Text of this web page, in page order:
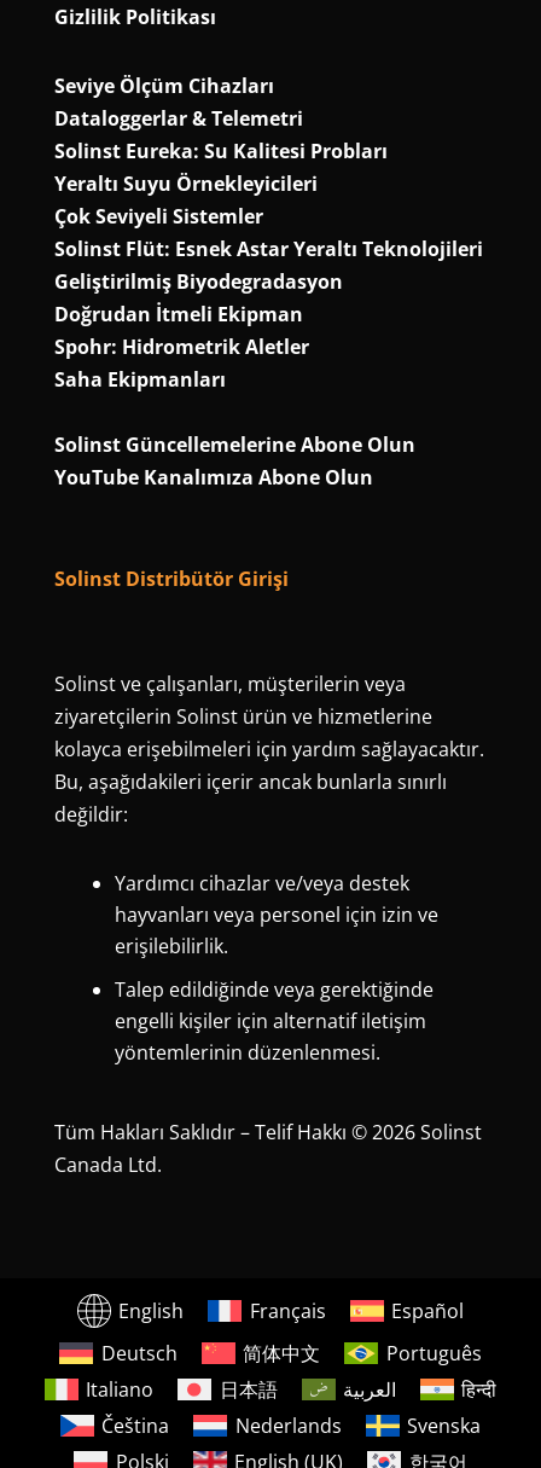
Gizlilik Politikası
Seviye Ölçüm Cihazları
Dataloggerlar & Telemetri
Solinst Eureka: Su Kalitesi Probları
Yeraltı Suyu Örnekleyicileri
Çok Seviyeli Sistemler
Solinst Flüt: Esnek Astar Yeraltı Teknolojileri
Geliştirilmiş Biyodegradasyon
Doğrudan İtmeli Ekipman
Spohr: Hidrometrik Aletler
Saha Ekipmanları
Solinst Güncellemelerine Abone Olun
YouTube Kanalımıza Abone Olun
Solinst Distribütör Girişi
Solinst ve çalışanları, müşterilerin veya
ziyaretçilerin Solinst ürün ve hizmetlerine
kolayca erişebilmeleri için yardım sağlayacaktır.
Bu, aşağıdakileri içerir ancak bunlarla sınırlı
değildir:
Yardımcı cihazlar ve/veya destek
hayvanları veya personel için izin ve
erişilebilirlik.
Talep edildiğinde veya gerektiğinde
engelli kişiler için alternatif iletişim
yöntemlerinin düzenlenmesi.
Tüm Hakları Saklıdır – Telif Hakkı © 2026 Solinst
Canada Ltd.
English Français
Español
Deutsch
简体中文
Português
Italiano
日本語 العربية
हिन्दी
Čeština
Nederlands
Svenska
Polski
English (UK) 한국어